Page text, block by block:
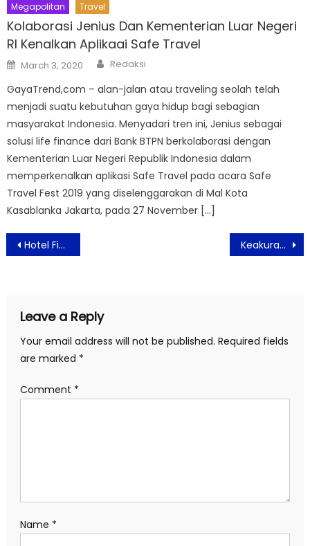
Megapolitan Travel
Kolaborasi Jenius Dan Kementerian Luar Negeri
RI Kenalkan Aplikaai Safe Travel
Posted
on
March 3, 2020 Author
Redaksi
GayaTrend,com – alan-jalan atau traveling seolah telah
menjadi suatu kebutuhan gaya hidup bagi sebagian
masyarakat Indonesia. Menyadari tren ini, Jenius sebagai
solusi life finance dari Bank BTPN berkolaborasi dengan
Kementerian Luar Negeri Republik Indonesia dalam
memperkenalkan aplikasi Safe Travel pada acara Safe
Travel Fest 2019 yang diselenggarakan di Mal Kota
Kasablanka Jakarta, pada 27 November […]
Post
navigation
Hotel Fieris Rawamangun Permudah Calon Pengantin Wujudkan Pernikahan Impian Keakuratan Oksimeter Sulit Dijadikan Penilaian Keparahan Covid-19
Leave a Reply
Your email address will not be published. Required fields
are marked *
Comment *
Name *